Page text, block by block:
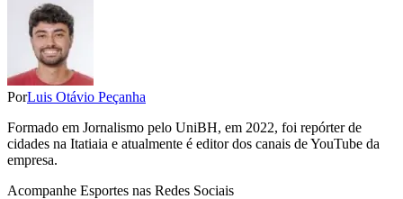
PorLuis Otávio Peçanha
Formado em Jornalismo pelo UniBH, em 2022, foi repórter de
cidades na Itatiaia e atualmente é editor dos canais de YouTube da
empresa.
Acompanhe Esportes nas Redes Sociais